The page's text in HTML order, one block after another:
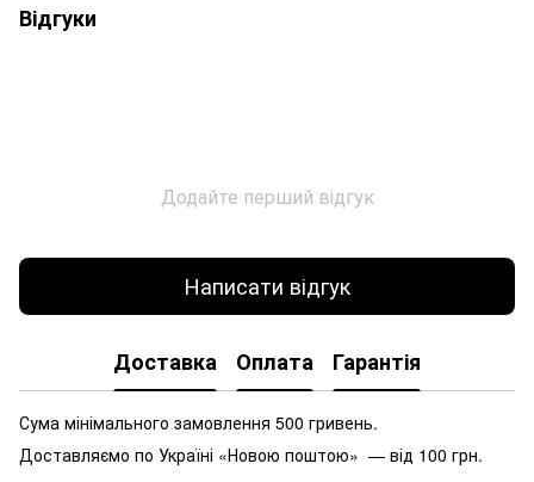
Відгуки
Додайте перший відгук
Написати відгук
Доставка Оплата Гарантія
Сума мінімального замовлення 500 гривень.
Доставляємо по Україні «Новою поштою» — від 100 грн.